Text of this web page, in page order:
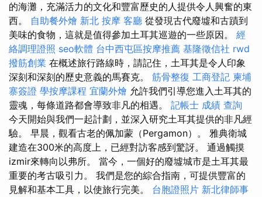
的海灘，充滿活力的文化和豐富歷史的人提供令人興奮的東
西。 自助餐外燴 新北 按摩 客廳 從發現古代廢墟和古蹟到
美味的食物，這就是值得參加土耳其巡遊的一些原因。 經
絡調理證照 seo軟體 台中西屯區按摩推薦 基隆徵信社 rwd
撥筋創業 在概述旅行路線時，請記住，土耳其是令人印象
深刻和深刻的歷史意義的馬賽克。 筋骨整復 工商登記 柬埔
寨簽證 學按摩課程 宜蘭外燴 允許我們引導您進入土耳其的
靈魂，每條道路都會導致非凡的相遇。 記帳士 成績 查詢
今天開始與我們一起計劃，並深入研究土耳其提供的非凡經
驗。 早晨，觀看古老的佩加蒙（Pergamon）。 雅典衛城
建造在300米的高度上，已經對訪客感到驚訝。 通過觸摸
izmir來轉向以弗所。 當今，一個好的廢墟城市是土耳其最
重要的考古吸引力。 我們是您的綜合指南，可提供豐富的
見解和基本工具，以使旅行完美。 台胞證照片 新北律師事